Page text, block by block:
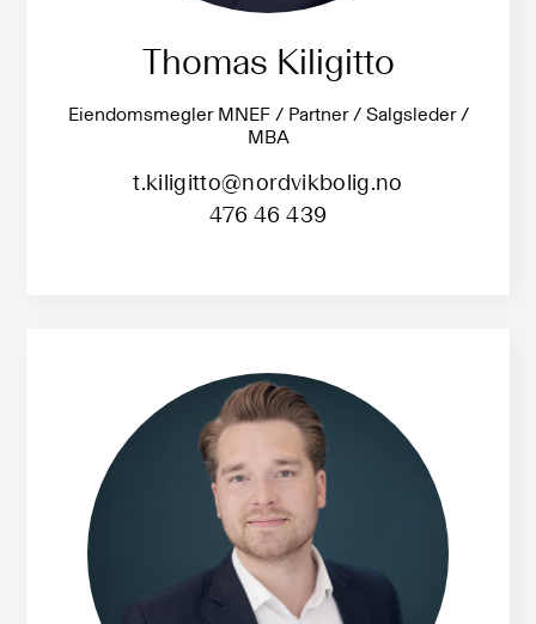
Thomas Kiligitto
Eiendomsmegler MNEF / Partner / Salgsleder /
MBA
t.kiligitto@nordvikbolig.no
476 46 439